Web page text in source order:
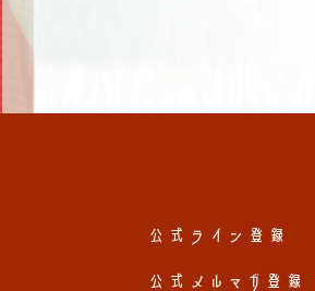
公式ライン登録
公式メルマガ登録